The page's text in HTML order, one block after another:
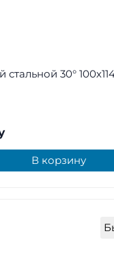
стальной 30°
В корзину